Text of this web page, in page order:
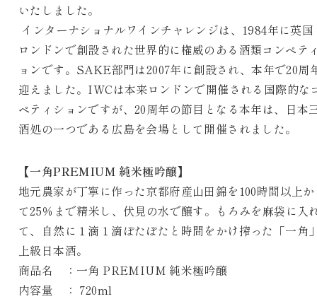
いたしました。
インターナショナルワインチャレンジは、1984年に英国
ロンドンで創設された世界的に権威のある酒類コンペテ
ョンです。SAKE部門は2007年に創設され、本年で20周
迎えました。IWCは本来ロンドンで開催される国際的な
ペティションですが、20周年の節目となる本年は、日本
酒処の一つである広島を会場として開催されました。
【一角PREMIUM 純米極吟醸】
地元農家が丁寧に作った京都府産山田錦を100時間以上
て25％まで精米し、伏見の水で醸す。もろみを麻袋に入
て、自然に１滴１滴ぽたぽたと時間をかけ搾った「一角
上級日本酒。
商品名 ：一角 PREMIUM 純米極吟醸
内容量 ： 720ml